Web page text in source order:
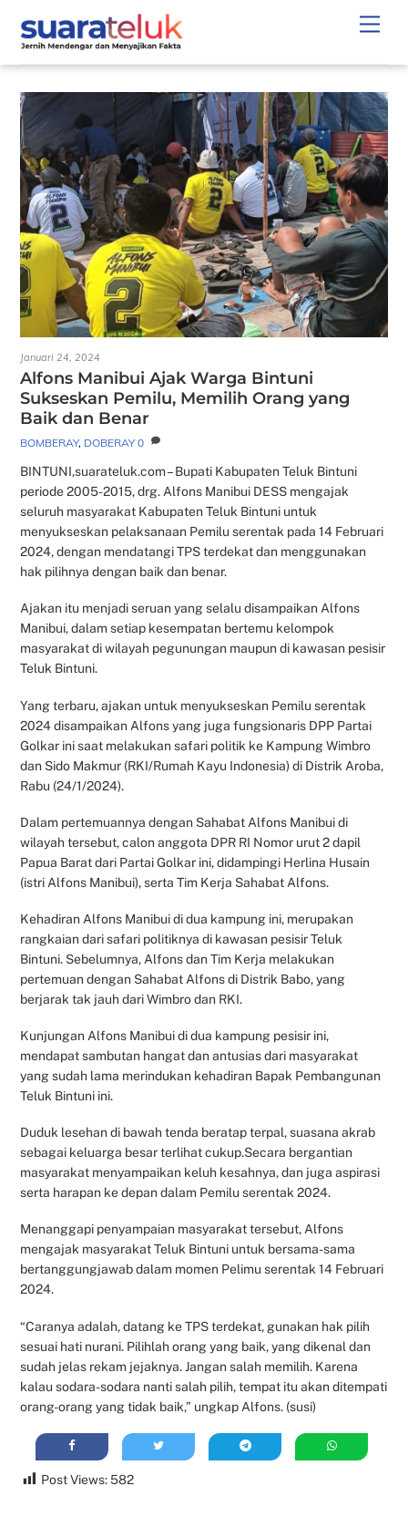
content
Januari 24, 2024
Alfons Manibui Ajak Warga Bintuni
Sukseskan Pemilu, Memilih Orang yang
Baik dan Benar
BOMBERAY, DOBERAY 0
BINTUNI,suarateluk.com – Bupati Kabupaten Teluk Bintuni
periode 2005-2015, drg. Alfons Manibui DESS mengajak
seluruh masyarakat Kabupaten Teluk Bintuni untuk
menyukseskan pelaksanaan Pemilu serentak pada 14 Februari
2024, dengan mendatangi TPS terdekat dan menggunakan
hak pilihnya dengan baik dan benar.
Ajakan itu menjadi seruan yang selalu disampaikan Alfons
Manibui, dalam setiap kesempatan bertemu kelompok
masyarakat di wilayah pegunungan maupun di kawasan pesisir
Teluk Bintuni.
Yang terbaru, ajakan untuk menyukseskan Pemilu serentak
2024 disampaikan Alfons yang juga fungsionaris DPP Partai
Golkar ini saat melakukan safari politik ke Kampung Wimbro
dan Sido Makmur (RKI/Rumah Kayu Indonesia) di Distrik Aroba,
Rabu (24/1/2024).
Dalam pertemuannya dengan Sahabat Alfons Manibui di
wilayah tersebut, calon anggota DPR RI Nomor urut 2 dapil
Papua Barat dari Partai Golkar ini, didampingi Herlina Husain
(istri Alfons Manibui), serta Tim Kerja Sahabat Alfons.
Kehadiran Alfons Manibui di dua kampung ini, merupakan
rangkaian dari safari politiknya di kawasan pesisir Teluk
Bintuni. Sebelumnya, Alfons dan Tim Kerja melakukan
pertemuan dengan Sahabat Alfons di Distrik Babo, yang
berjarak tak jauh dari Wimbro dan RKI.
Kunjungan Alfons Manibui di dua kampung pesisir ini,
mendapat sambutan hangat dan antusias dari masyarakat
yang sudah lama merindukan kehadiran Bapak Pembangunan
Teluk Bintuni ini.
Duduk lesehan di bawah tenda beratap terpal, suasana akrab
sebagai keluarga besar terlihat cukup.Secara bergantian
masyarakat menyampaikan keluh kesahnya, dan juga aspirasi
serta harapan ke depan dalam Pemilu serentak 2024.
Menanggapi penyampaian masyarakat tersebut, Alfons
mengajak masyarakat Teluk Bintuni untuk bersama-sama
bertanggungjawab dalam momen Pelimu serentak 14 Februari
2024.
“Caranya adalah, datang ke TPS terdekat, gunakan hak pilih
sesuai hati nurani. Pilihlah orang yang baik, yang dikenal dan
sudah jelas rekam jejaknya. Jangan salah memilih. Karena
kalau sodara-sodara nanti salah pilih, tempat itu akan ditempati
orang-orang yang tidak baik,” ungkap Alfons. (susi)
Post Views: 582